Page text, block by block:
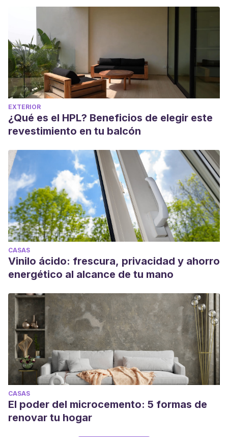
EXTERIOR
¿Qué es el HPL? Beneficios de elegir este
revestimiento en tu balcón
CASAS
Vinilo ácido: frescura, privacidad y ahorro
energético al alcance de tu mano
CASAS
El poder del microcemento: 5 formas de
renovar tu hogar